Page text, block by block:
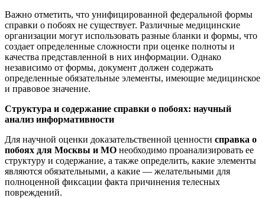
Важно отметить, что унифицированной федеральной формы
справки о побоях не существует. Различные медицинские
организации могут использовать разные бланки и формы, что
создает определенные сложности при оценке полноты и
качества представленной в них информации. Однако
независимо от формы, документ должен содержать
определенные обязательные элементы, имеющие медицинское
и правовое значение.
Структура и содержание справки о побоях: научный
анализ информативности
Для научной оценки доказательственной ценности справка о
побоях для Москвы и МО необходимо проанализировать ее
структуру и содержание, а также определить, какие элементы
являются обязательными, а какие — желательными для
полноценной фиксации факта причинения телесных
повреждений.